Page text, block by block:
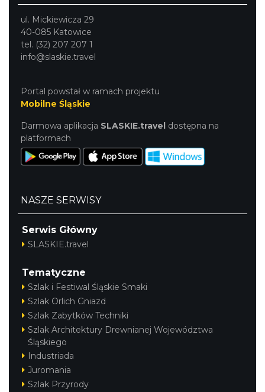
ul. Mickiewicza 29
40-085 Katowice
tel. (32) 207 207 1
info@slaskie.travel
Portal powstał w ramach projektu
Mobilne Śląskie
Darmowa aplikacja SLASKIE.travel dostępna na
platformach
NASZE SERWISY
Serwis Główny
SLASKIE.travel
Tematyczne
Szlak i Festiwal Śląskie Smaki
Szlak Orlich Gniazd
Szlak Zabytków Techniki
Szlak Architektury Drewnianej Województwa
Śląskiego
Industriada
Juromania
Szlak Przyrody